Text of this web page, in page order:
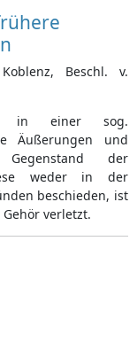
Beschl. v.
einer sog.
Äußerungen und
der
weder in der
beschieden, ist
verletzt.